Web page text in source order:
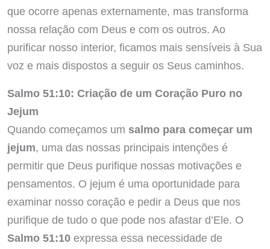
que ocorre apenas externamente, mas transforma
nossa relação com Deus e com os outros. Ao
purificar nosso interior, ficamos mais sensíveis à Sua
voz e mais dispostos a seguir os Seus caminhos.
Salmo 51:10: Criação de um Coração Puro no
Jejum
Quando começamos um salmo para começar um
jejum, uma das nossas principais intenções é
permitir que Deus purifique nossas motivações e
pensamentos. O jejum é uma oportunidade para
examinar nosso coração e pedir a Deus que nos
purifique de tudo o que pode nos afastar d’Ele. O
Salmo 51:10expressa essa necessidade de